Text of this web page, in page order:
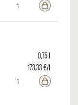
0,75 l
173,33 €/l